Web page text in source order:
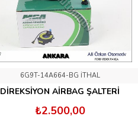
6G9T-14A664-BG İTHAL
DİREKSİYON AİRBAG ŞALTERİ
₺2.500,00